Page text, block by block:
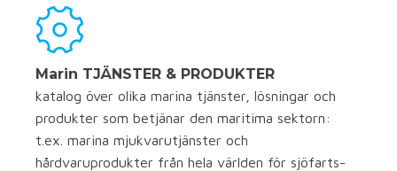
Marin TJÄNSTER & PRODUKTER
katalog över olika marina tjänster, lösningar och
produkter som betjänar den maritima sektorn:
t.ex. marina mjukvarutjänster och
hårdvaruprodukter från hela världen för sjöfarts-